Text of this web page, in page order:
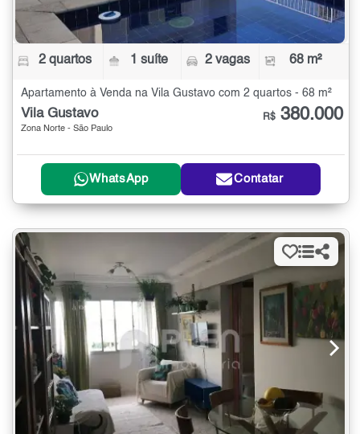
2 quartos 1 suíte 2 vagas 68 m²
Apartamento à Venda na Vila Gustavo com 2 quartos - 68 m²
Vila Gustavo
Zona Norte - São Paulo
R$ 380.000
WhatsApp Contatar